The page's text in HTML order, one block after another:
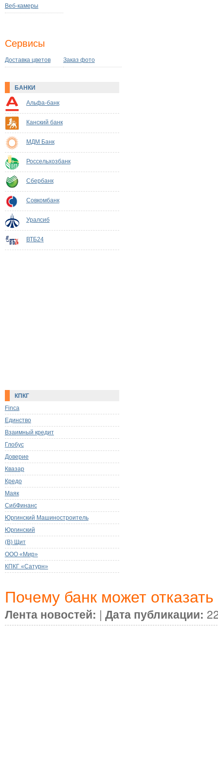
Веб-камеры
Сервисы
Доставка цветов Заказ фото
БАНКИ
Альфа-банк
Канский банк
МДМ Банк
Россельхозбанк
Сбербанк
Совкомбанк
Уралсиб
ВТБ24
КПКГ
Finca
Единство
Взаимный кредит
Глобус
Доверие
Квазар
Кредо
Маяк
СибФинанс
Юргинский Машиностроитель
Юргинский
(В) Щит
ООО «Мир»
КПКГ «Сатурн»
Почему банк может отказать
Лента новостей: | Дата публикации: